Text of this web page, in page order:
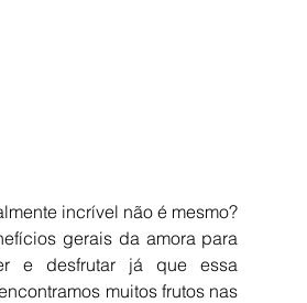
incrível não é mesmo?
gerais da amora para
e desfrutar já que essa
muitos frutos nas